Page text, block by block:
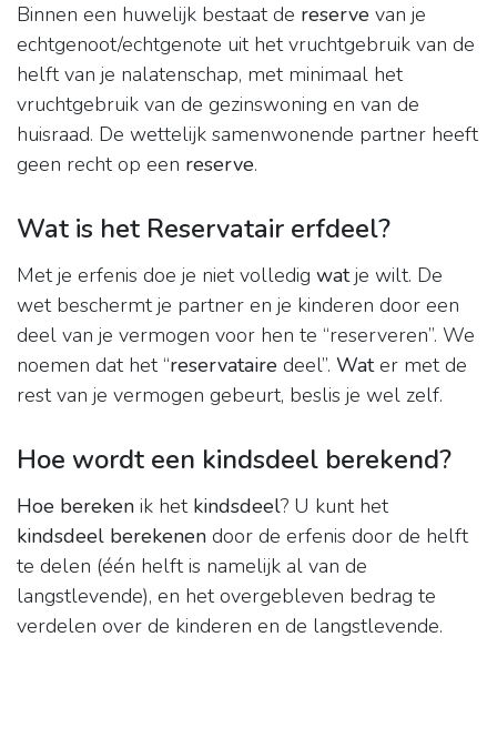
Binnen een huwelijk bestaat de reserve van je
echtgenoot/echtgenote uit het vruchtgebruik van de
helft van je nalatenschap, met minimaal het
vruchtgebruik van de gezinswoning en van de
huisraad. De wettelijk samenwonende partner heeft
geen recht op een reserve.
Wat is het Reservatair erfdeel?
Met je erfenis doe je niet volledig watje wilt. De
wet beschermt je partner en je kinderen door een
deel van je vermogen voor hen te “reserveren”. We
noemen dat het “reservataire deel”. Water met de
rest van je vermogen gebeurt, beslis je wel zelf.
Hoe wordt een kindsdeel berekend?
Hoe bereken ik het kindsdeel? U kunt het
kindsdeel berekenen door de erfenis door de helft
te delen (één helft is namelijk al van de
langstlevende), en het overgebleven bedrag te
verdelen over de kinderen en de langstlevende.